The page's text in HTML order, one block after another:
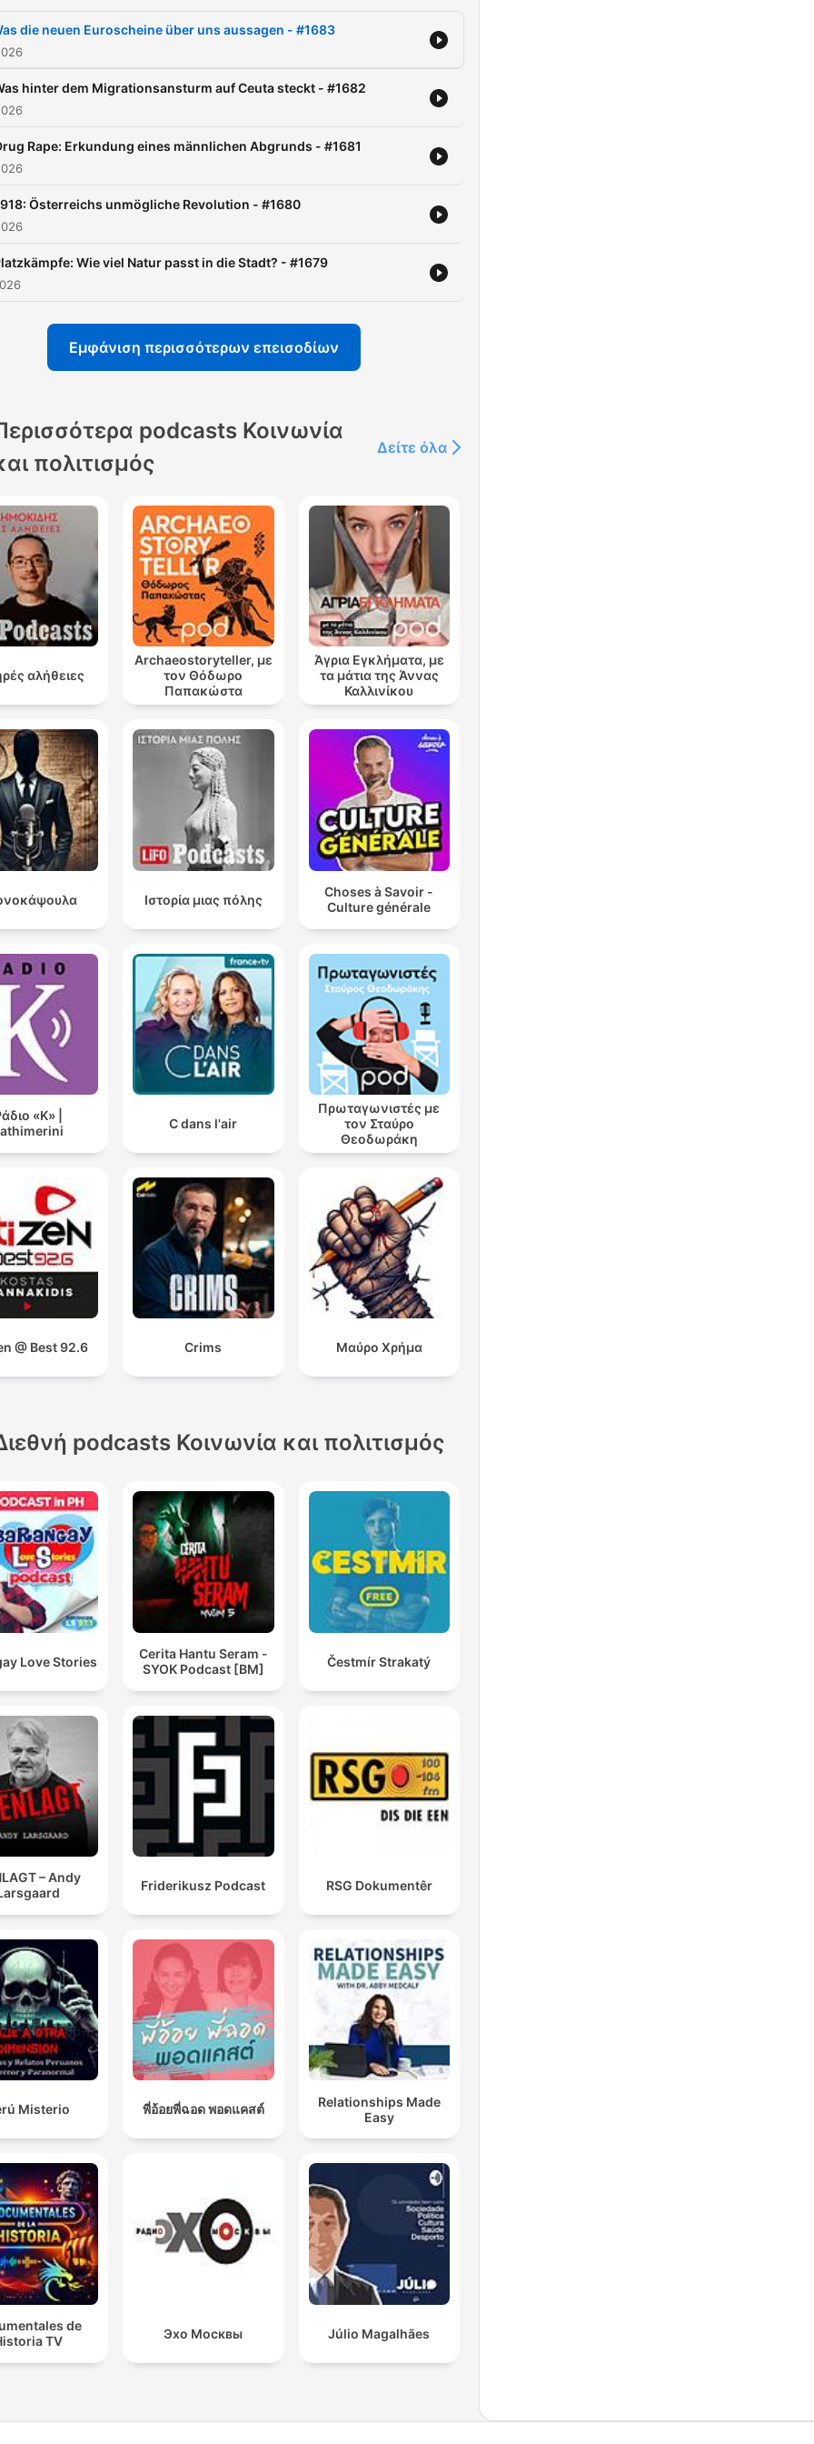
die neuen Euroscheine über uns aussagen - #1683
hinter dem Migrationsansturm auf Ceuta steckt - #1682
Rape: Erkundung eines männlichen Abgrunds - #1681
Österreichs unmögliche Revolution - #1680
Wie viel Natur passt in die Stadt? - #1679
Εμφάνιση περισσότερων επεισοδίων
podcasts Κοινωνία
πολιτισμός
Δείτε όλα
αλήθειες
Archaeostoryteller, με
τον Θόδωρο
Παπακώστα
Άγρια Εγκλήματα, με
τα μάτια της Άννας
Καλλινίκου
Ιστορία μιας πόλης
Choses à Savoir -
Culture générale
«Κ» |
C dans l'air
Πρωταγωνιστές με
τον Σταύρο
Θεοδωράκη
@ Best 92.6 Crims Μαύρο Χρήμα
podcasts Κοινωνία και πολιτισμός
Love Stories
Cerita Hantu Seram -
SYOK Podcast [BM]
Čestmír Strakatý
– Andy
Friderikusz Podcast RSG Dokumentêr
Misterio พี่อ้อยพี่ฉอด พอดแคสต์
Relationships Made
Easy
de
TV
Эхо Москвы Júlio Magalhães